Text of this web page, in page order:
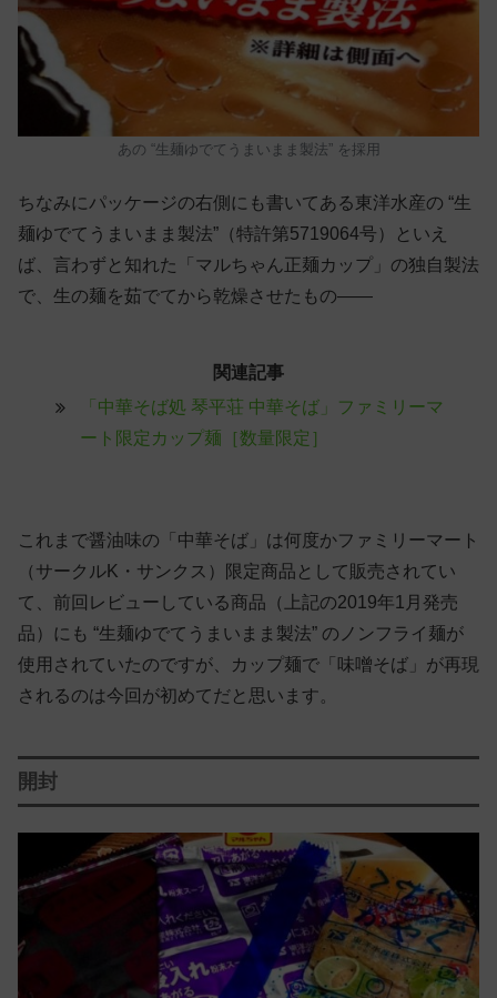
あの “生麺ゆでてうまいまま製法” を採用
ちなみにパッケージの右側にも書いてある東洋水産の “生
麺ゆでてうまいまま製法”（特許第5719064号）といえ
ば、言わずと知れた「マルちゃん正麺カップ」の独自製法
で、生の麺を茹でてから乾燥させたもの——
関連記事
「中華そば処 琴平荘 中華そば」ファミリーマ
ート限定カップ麺［数量限定］
これまで醤油味の「中華そば」は何度かファミリーマート
（サークルK・サンクス）限定商品として販売されてい
て、前回レビューしている商品（上記の2019年1月発売
品）にも “生麺ゆでてうまいまま製法” のノンフライ麺が
使用されていたのですが、カップ麺で「味噌そば」が再現
されるのは今回が初めてだと思います。
開封